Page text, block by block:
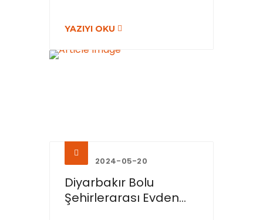
YAZIYI OKU
2024-05-20
Diyarbakır Bolu
Şehirlerarası Evden...